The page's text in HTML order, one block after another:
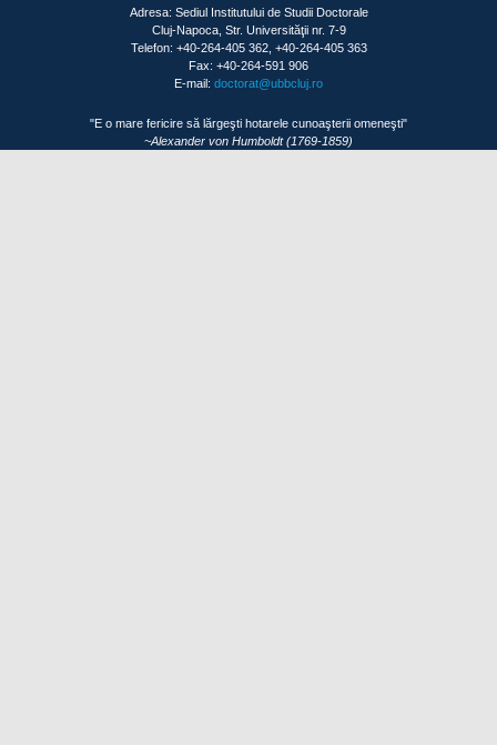
Adresa: Sediul Institutului de Studii Doctorale
Cluj-Napoca, Str. Universităţii nr. 7-9
Telefon: +40-264-405 362, +40-264-405 363
Fax: +40-264-591 906
E-mail: doctorat@ubbcluj.ro
"E o mare fericire să lărgeşti hotarele cunoaşterii omeneşti"
~Alexander von Humboldt (1769-1859)